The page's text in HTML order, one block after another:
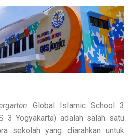
Global Islamic School 3
3 Yogyakarta) adalah salah satu
sekolah yang diarahkan untuk